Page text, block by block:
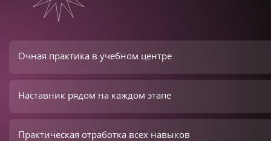
Очная практика в учебном центре
Наставник рядом на каждом этапе
Практическая отработка всех навыков